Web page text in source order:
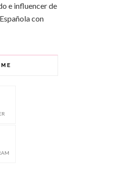
e influencer de
con